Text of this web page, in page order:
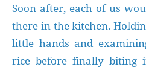
Soon after, each of us
there in the kitchen.
little hands and
rice before finally biting